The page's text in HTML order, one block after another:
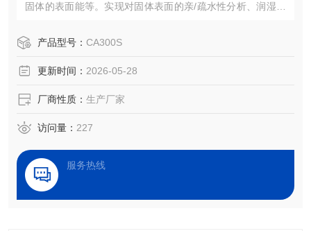
固体的表面能等。实现对固体表面的亲/疏水性分析、润湿性
附、吸收和铺展等过程分析。
产品型号： CA300S
更新时间： 2026-05-28
厂商性质： 生产厂家
访问量： 227
服务热线